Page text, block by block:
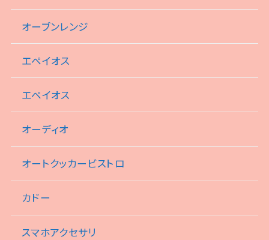
オーブンレンジ
エペイオス
エペイオス
オーディオ
オートクッカービストロ
カドー
スマホアクセサリ